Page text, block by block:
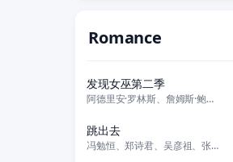
Romance
发现女巫第二季
阿德里安·罗林斯、詹姆斯·鲍弗、史蒂芬·克里、马修·古迪、谢拉·汉考克、
正片
跳出去
冯勉恒、郑诗君、吴彦祖、张雨绮、袁祥仁、立威廉、彭敬慈、李尚正、姚文雪